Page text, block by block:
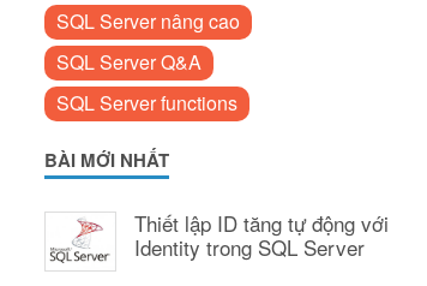
SQL Server nâng cao
SQL Server Q&A
SQL Server functions
BÀI MỚI NHẤT
Thiết lập ID tăng tự động với
Identity trong SQL Server